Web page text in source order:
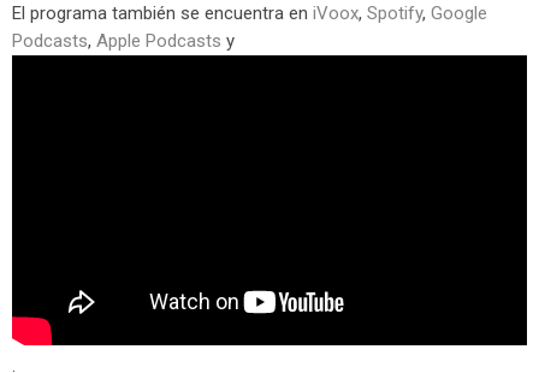
El programa también se encuentra en iVoox, Spotify, Google
Podcasts, Apple Podcasts y
.